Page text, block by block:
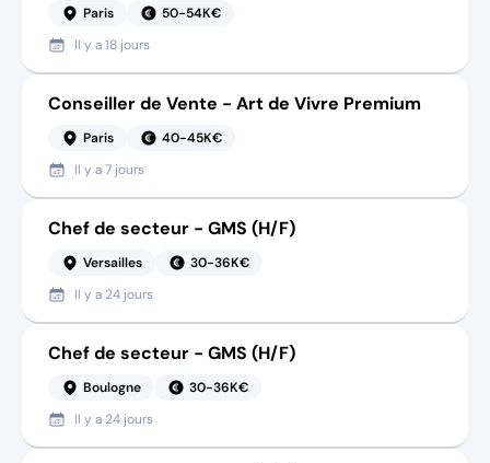
Paris
50-54K€
Il y a18 jours
Conseiller de Vente - Art de Vivre Premium
Paris
40-45K€
Il y a7 jours
Chef de secteur - GMS (H/F)
Versailles
30-36K€
Il y a 24 jours
Chef de secteur - GMS (H/F)
Boulogne
30-36K€
Il y a 24 jours